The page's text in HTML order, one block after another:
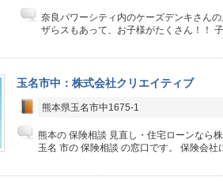
奈良パワーシティ内のケーズデンキさん
ザらスもあって、お子様がたくさん！！
玉名市中：株式会社クリエイティブ
熊本県玉名市中1675-1
熊本の 保険相談 見直し・住宅ローンなら
玉名 市の 保険相談 の窓口です。 保険会社